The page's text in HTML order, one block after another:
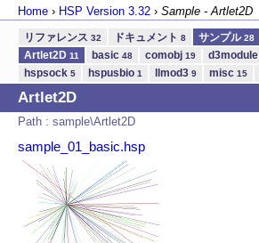
Home › HSP Version 3.32 › Sample - Artlet2D
リファレンス 32 ドキュメント 8 サンプル28
Artlet2D 11 basic 48 comobj 19 d3module
hspsock 5 hspusbio 1 llmod3 9 misc 15
Artlet2D
Path : sample\Artlet2D
sample_01_basic.hsp